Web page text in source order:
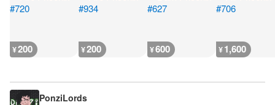
¥200 ¥200 ¥600 ¥1,600
PonziLords